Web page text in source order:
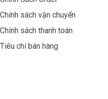
Chính sách vận chuyển
Chính sách thanh toán
Tiêu chí bán hàng